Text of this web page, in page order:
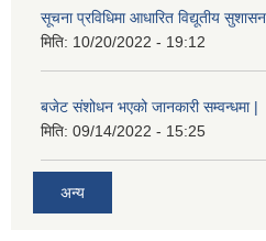
सूचना प्रविधिमा आधारित विद्यूतीय
मिति: 10/20/2022 - 19:12
बजेट संशोधन भएको जानकारी सम्वन्धमा |
मिति: 09/14/2022 - 15:25
अन्य